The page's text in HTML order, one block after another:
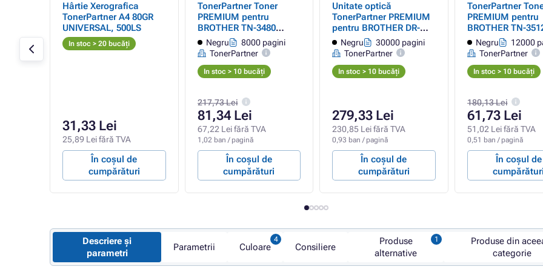
Hârtie Xerografica
TonerPartner A4 80GR
UNIVERSAL, 500LS
In stoc > 20 bucăți
31,33 Lei
25,89 Lei fără TVA
În coșul de
cumpărături
TonerPartner Toner
PREMIUM pentru
BROTHER TN-3480
(TN3480), black (negru)
Negru
8000 pagini
TonerPartner
In stoc > 10 bucăți
217,73 Lei
81,34 Lei
67,22 Lei fără TVA
1,02 ban / pagină
În coșul de
cumpărături
Unitate optică
TonerPartner PREMIUM
pentru BROTHER DR-
3400 (DR3400), black
(negru)
Negru
30000 pagini
TonerPartner
In stoc > 10 bucăți
279,33 Lei
230,85 Lei fără TVA
0,93 ban / pagină
În coșul de
cumpărături
TonerPartner
PREMIUM pentru
BROTHER TN-
(TN3512), black
Negru
12000
TonerPartner
In stoc > 10 bucăți
180,13 Lei
61,73 Lei
51,02 Lei fără TVA
0,51 ban / pagină
În coșul de
Descriere și
parametri
Parametrii Culoare Consiliere
Produse
alternative
Produse din
categorie